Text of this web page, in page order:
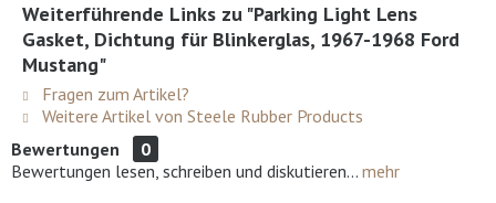
Weiterführende Links zu "Parking Light Lens
Gasket, Dichtung für Blinkerglas, 1967-1968 Ford
Mustang"
Fragen zum Artikel?
Weitere Artikel von Steele Rubber Products
Bewertungen
0
Bewertungen lesen, schreiben und diskutieren... mehr